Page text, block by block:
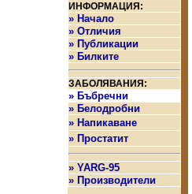
ИНФОРМАЦИЯ:
» Начало
» Отличия
» Публикации
» Билките
ЗАБОЛЯВАНИЯ:
» Бъбречни
» Белодробни
» Напикаване
» Простатит
» YARG-95
» Производители